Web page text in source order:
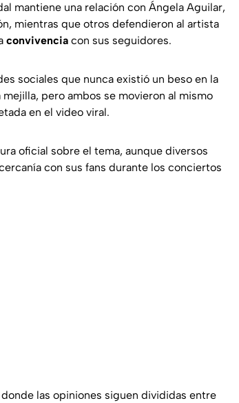
mantiene una relación con Ángela Aguilar,
mientras que otros defendieron al artista
convivencia con sus seguidores.
sociales que nunca existió un beso en la
pero ambos se movieron al mismo
en el video viral.
oficial sobre el tema, aunque diversos
con sus fans durante los conciertos
donde las opiniones siguen divididas entre